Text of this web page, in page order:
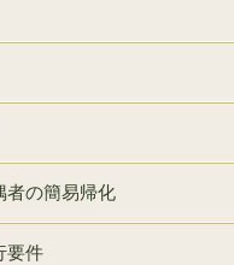
者の簡易帰化
要件